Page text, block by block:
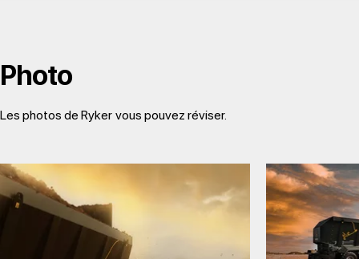
Photo
Les photos de Ryker vous pouvez réviser.